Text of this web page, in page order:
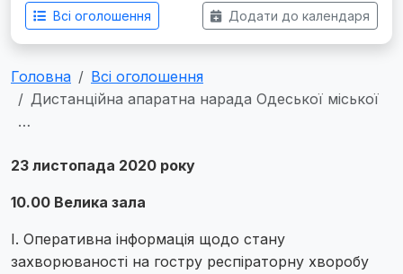
Всі оголошення Додати до календаря
Головна
Всі оголошення
Дистанційна апаратна нарада Одеської міської
…
23 листопада 2020 року
10.00 Велика зала
I. Оперативна інформація щодо стану
захворюваності на гостру респіраторну хворобу